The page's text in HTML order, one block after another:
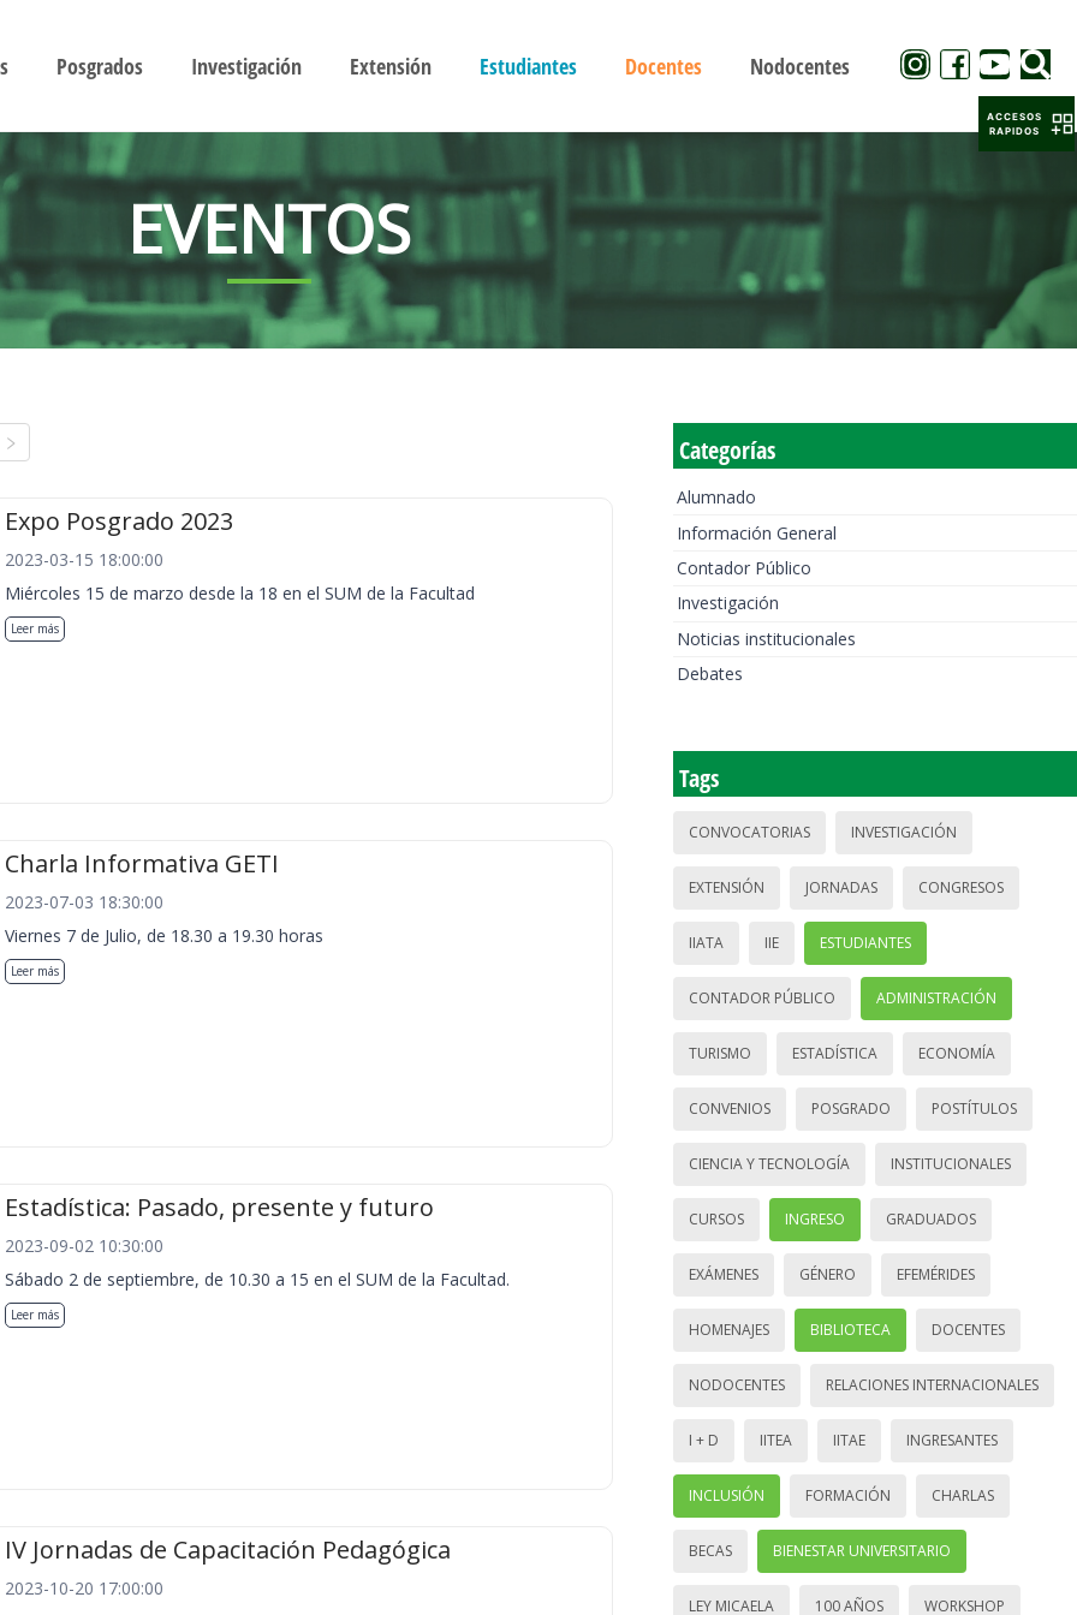
Posgrados Investigación Extensión Estudiantes Docentes Nodocentes
EVENTOS
Expo Posgrado 2023
2023-03-15 18:00:00
Miércoles 15 de marzo desde la 18 en el SUM de la Facultad
Leer más
Charla Informativa GETI
2023-07-03 18:30:00
Viernes 7 de Julio, de 18.30 a 19.30 horas
Leer más
Estadística: Pasado, presente y futuro
2023-09-02 10:30:00
Sábado 2 de septiembre, de 10.30 a 15 en el SUM de la Facultad.
Leer más
IV Jornadas de Capacitación Pedagógica
2023-10-20 17:00:00
Categorías
Alumnado
Información General
Contador Público
Investigación
Noticias institucionales
Debates
Tags
CONVOCATORIAS INVESTIGACIÓN
EXTENSIÓN JORNADAS CONGRESOS
IIATA IIE ESTUDIANTES
CONTADOR PÚBLICO ADMINISTRACIÓN
TURISMO ESTADÍSTICA ECONOMÍA
CONVENIOS POSGRADO POSTÍTULOS
CIENCIA Y TECNOLOGÍA INSTITUCIONALES
CURSOS INGRESO GRADUADOS
EXÁMENES GÉNERO EFEMÉRIDES
HOMENAJES BIBLIOTECA DOCENTES
NODOCENTES RELACIONES INTERNACIONALES
I + D IITEA IITAE INGRESANTES
INCLUSIÓN FORMACIÓN CHARLAS
BECAS BIENESTAR UNIVERSITARIO
LEY MICAELA 100 AÑOS WORKSHOP
ACCESOS
RAPIDOS